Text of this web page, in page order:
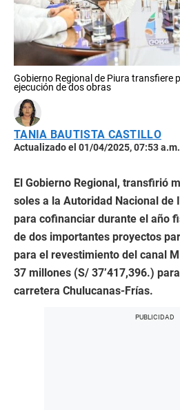
Gobierno Regional de Piura transfiere
ejecución de dos obras
TANIA BAUTISTA CASTILLO
Actualizado el 01/04/2025, 07:53 a.m.
El Gobierno Regional, transfirió
soles a la Autoridad Nacional de
para cofinanciar durante el año
de dos importantes proyectos
para el revestimiento del canal
37 millones (S/ 37’417,396.)
carretera Chulucanas-Frías.